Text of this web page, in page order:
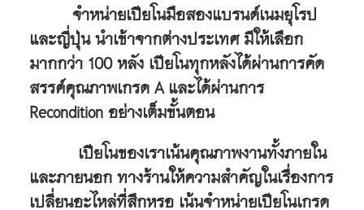
จำหน่ายเปียโนมือสองแบรนด์เนมยุโรป
และญี่ปุ่นนำเข้าจากต่างประเทศมีให้เลือก
มากกว่า 100 หลัง เปียโนทุกหลังได้ผ่านการคัด
สรรค์คุณภาพเกรด Aและได้ผ่านการ
Recondition อย่างเต็มขั้นตอน
เปียโนของเราเน้นคุณภาพงานทั้งภายใน
และภายนอกทางร้านให้ความสำคัญในเรื่องการ
เปลี่ยนอะไหล่ที่สึกหรอ เน้นจำหน่ายเปียโนเกรด